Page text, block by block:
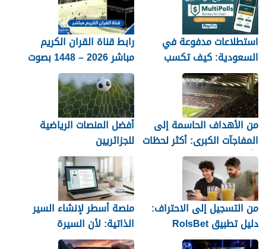
استطلاعات مدفوعة في
السعودية: كيف تكسب
المال مع MultiPolls
رابط قناة القران الكريم
مباشر 2026 – 1448 بصوت
جميل
من الأهداف الحاسمة إلى
المفاجآت الكبرى: أكثر لحظات
كأس العالم 2026 التي لا
تُنسى
أفضل المنصات الرياضية
للجزائريين
من التسجيل إلى الاحتراف:
دليل تطبيق RolsBet
للمستخدمين السوريين
منصة أسطر لإنشاء السير
الذاتية: لأن السيرة
العشوائية لن تمنحك وظيفة